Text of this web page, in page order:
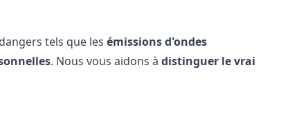
dangers tels que les émissions d'ondes
. Nous vous aidons à distinguer le vrai